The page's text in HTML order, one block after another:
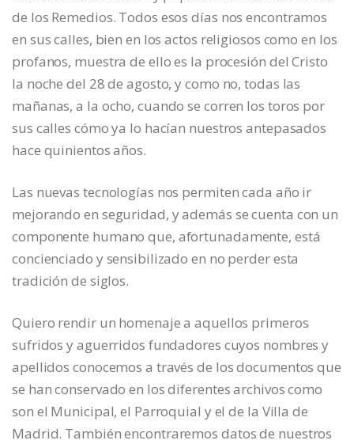
de los Remedios. Todos esos días nos encontramos
en sus calles, bien en los actos religiosos como en los
profanos, muestra de ello es la procesión del Cristo
la noche del 28 de agosto, y como no, todas las
mañanas, a la ocho, cuando se corren los toros por
sus calles cómo ya lo hacían nuestros antepasados
hace quinientos años.
Las nuevas tecnologías nos permiten cada año ir
mejorando en seguridad, y además se cuenta con un
componente humano que, afortunadamente, está
concienciado y sensibilizado en no perder esta
tradición de siglos.
Quiero rendir un homenaje a aquellos primeros
sufridos y aguerridos fundadores cuyos nombres y
apellidos conocemos a través de los documentos que
se han conservado en los diferentes archivos como
son el Municipal, el Parroquial y el de la Villa de
Madrid. También encontraremos datos de nuestros